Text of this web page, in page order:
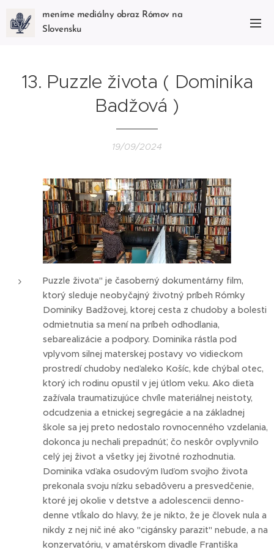
meníme mediálny obraz Rómov na
Slovensku
13. Puzzle života ( Dominika
Badžová )
19/09/2024
Puzzle života" je časoberný dokumentárny film,
ktorý sleduje neobyčajný životný príbeh Rómky
Dominiky Badžovej, ktorej cesta z chudoby a bolesti
odmietnutia sa mení na príbeh odhodlania,
sebarealizácie a podpory. Dominika rástla pod
vplyvom silnej materskej postavy vo vidieckom
prostredí chudoby neďaleko Košíc, kde chýbal otec,
ktorý ich rodinu opustil v jej útlom veku. Ako dieťa
zažívala traumatizujúce chvíle materiálnej neistoty,
odcudzenia a etnickej segregácie a na základnej
škole sa jej preto nedostalo rovnocenného vzdelania,
dokonca ju nechali prepadnúť, čo neskôr ovplyvnilo
celý jej život a všetky jej životné rozhodnutia.
Dominika vďaka osudovým ľuďom svojho života
prekonala svoju nízku sebadôveru a presvedčenie,
ktoré jej okolie v detstve a adolescencii denno-
denne vtĺkalo do hlavy, že je nikto, že je človek nula a
nikdy z nej nič iné ako "cigánsky parazit" nebude, a na
konzervatóriu, v amatérskom divadle Františka